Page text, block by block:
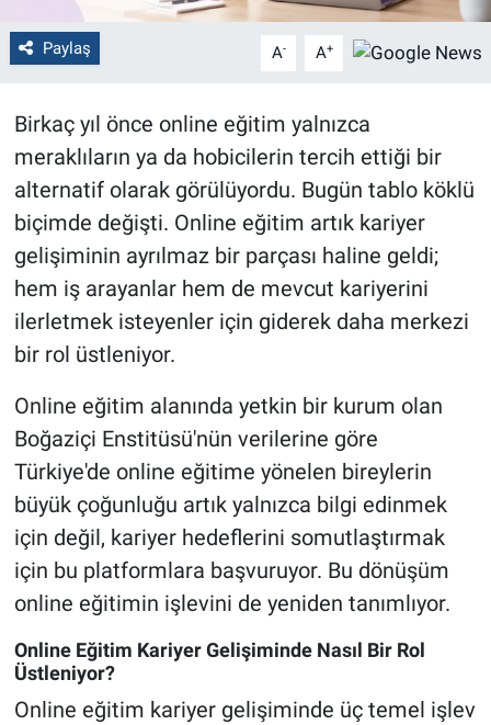
Paylaş A- A+
Birkaç yıl önce online eğitim yalnızca
meraklıların ya da hobicilerin tercih ettiği bir
alternatif olarak görülüyordu. Bugün tablo köklü
biçimde değişti. Online eğitim artık kariyer
gelişiminin ayrılmaz bir parçası haline geldi;
hem iş arayanlar hem de mevcut kariyerini
ilerletmek isteyenler için giderek daha merkezi
bir rol üstleniyor.
Online eğitim alanında yetkin bir kurum olan
Boğaziçi Enstitüsü'nün verilerine göre
Türkiye'de online eğitime yönelen bireylerin
büyük çoğunluğu artık yalnızca bilgi edinmek
için değil, kariyer hedeflerini somutlaştırmak
için bu platformlara başvuruyor. Bu dönüşüm
online eğitimin işlevini de yeniden tanımlıyor.
Online Eğitim Kariyer Gelişiminde Nasıl Bir Rol
Üstleniyor?
Online eğitim kariyer gelişiminde üç temel işlev
Gezi
Çevre
Yerel
Magazin
Bilim ve Teknoloji